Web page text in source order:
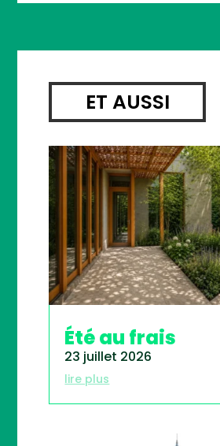
ET AUSSI
Été au frais
23 juillet 2026
lire plus